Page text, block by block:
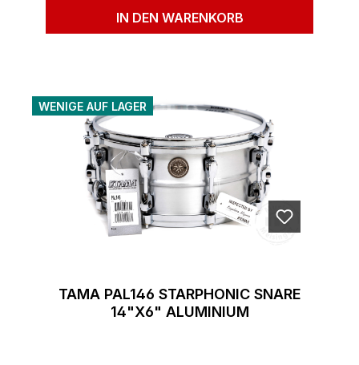
IN DEN WARENKORB
WENIGE AUF LAGER
TAMA PAL146 STARPHONIC SNARE
14"X6" ALUMINIUM